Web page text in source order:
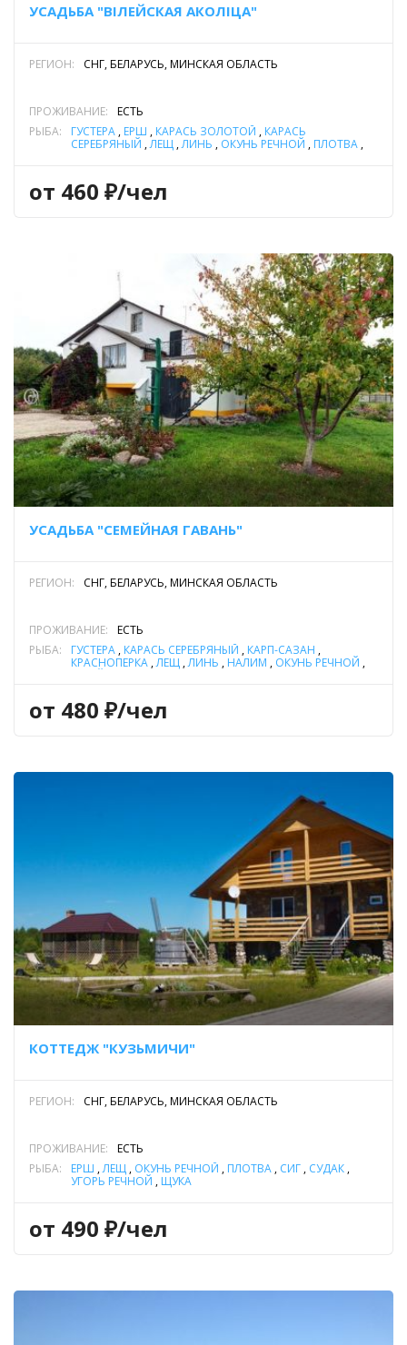
УСАДЬБА "ВIЛЕЙСКАЯ АКОЛIЦА"
РЕГИОН: СНГ, БЕЛАРУСЬ, МИНСКАЯ ОБЛАСТЬ
ПРОЖИВАНИЕ:
ЕСТЬ
РЫБА:
ГУСТЕРА , ЁРШ , КАРАСЬ ЗОЛОТОЙ , КАРАСЬ
СЕРЕБРЯНЫЙ ,ЛЕЩ ,ЛИНЬ , ОКУНЬ РЕЧНОЙ , ПЛОТВА ,
от 460 ₽/чел
УСАДЬБА "СЕМЕЙНАЯ ГАВАНЬ"
РЕГИОН: СНГ, БЕЛАРУСЬ, МИНСКАЯ ОБЛАСТЬ
ПРОЖИВАНИЕ:
ЕСТЬ
РЫБА:
ГУСТЕРА , КАРАСЬ СЕРЕБРЯНЫЙ , КАРП-САЗАН ,
КРАСНОПЕРКА ,ЛЕЩ ,ЛИНЬ , НАЛИМ , ОКУНЬ РЕЧНОЙ ,
от 480 ₽/чел
КОТТЕДЖ "КУЗЬМИЧИ"
РЕГИОН: СНГ, БЕЛАРУСЬ, МИНСКАЯ ОБЛАСТЬ
ПРОЖИВАНИЕ:
ЕСТЬ
РЫБА:
ЁРШ ,ЛЕЩ , ОКУНЬ РЕЧНОЙ , ПЛОТВА , СИГ , СУДАК ,
УГОРЬ РЕЧНОЙ , ЩУКА
от 490 ₽/чел